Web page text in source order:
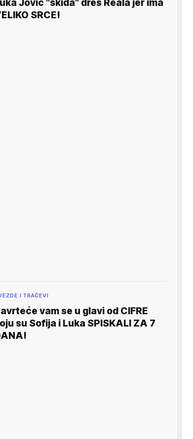
Jović "skida" dres Reala jer ima
SRCE!
I TRAČEVI
vam se u glavi od CIFRE
su Sofija i Luka SPISKALI ZA 7